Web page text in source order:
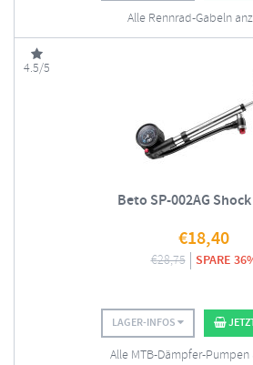
Alle Rennrad-Gabeln
4.5/5
Beto SP-002AG
€18,40
€28,75 SPARE
LAGER-INFOS
Alle MTB-Dämpfer-Pumpen